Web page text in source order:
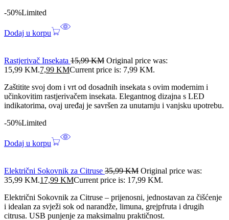
-50%Limited
Dodaj u korpu
Rastjerivač Insekata 15,99KM Original price was:
15,99 KM.7,99 KMCurrent price is: 7,99 KM.
Zaštitite svoj dom i vrt od dosadnih insekata s ovim modernim i
učinkovitim rastjerivačem insekata. Elegantnog dizajna s LED
indikatorima, ovaj uređaj je savršen za unutarnju i vanjsku upotrebu.
-50%Limited
Dodaj u korpu
Električni Sokovnik za Citruse 35,99KM Original price was:
35,99 KM.17,99 KMCurrent price is: 17,99 KM.
Električni Sokovnik za Citruse – prijenosni, jednostavan za čišćenje
i idealan za svježi sok od narandže, limuna, grejpfruta i drugih
citrusa. USB punjenje za maksimalnu praktičnost.